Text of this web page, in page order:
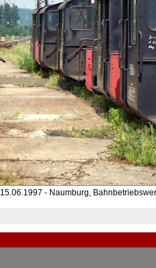
15.06.1997 - Naumburg,